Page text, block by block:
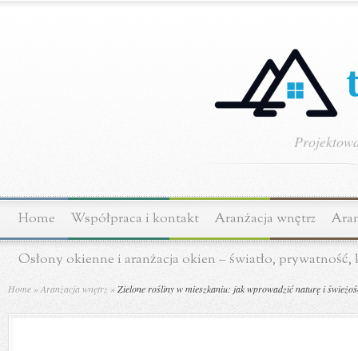
Home Współpraca i kontakt Aranżacja wnętrz
Osłony okienne i aranżacja okien – światło,
Home »Aranżacja wnętrz » Zielone rośliny w mieszkaniu: jak wprowadzić naturę i